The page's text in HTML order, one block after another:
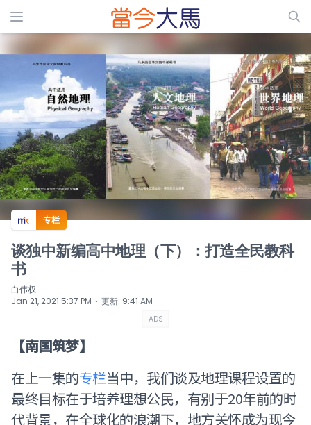
ADS
专栏
谈独中新编高中地理（下）：打造全民教科
书
白伟权
Jan 21, 2021 5:37 PM ⋅ 更新: 9:41 AM
ADS
【南国筑梦】
在上一集的专栏当中，我们谈及地理课程设置的
最终目标在于培养理想公民，有别于20年前的时
代背景，在全球化的浪潮下，地方关怀成为现今